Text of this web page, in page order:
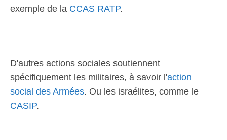
exemple de la CCAS RATP.
D'autres actions sociales soutiennent
spécifiquement les militaires, à savoir l'action
social des Armées. Ou les israélites, comme le
CASIP.